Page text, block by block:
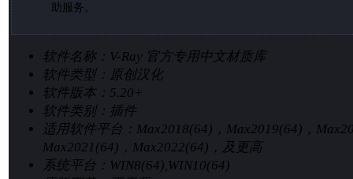
助服务。
软件名称： V-Ray 官方专用中文材质库
软件类型： 原创汉化
软件版本： 5.20+
软件类别： 插件
适用软件平台： Max2018(64)，Max2019(64)，
Max2021(64)，Max2022(64)，及更高
系统平台： WIN8(64),WIN10(64)